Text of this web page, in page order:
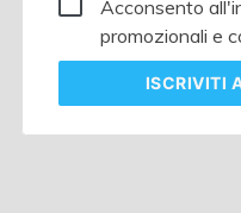
Acconsento
promozionali e
ISCRIVITI